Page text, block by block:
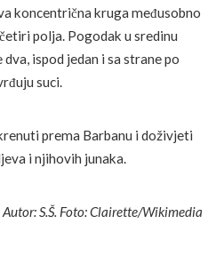
koncentrična kruga međusobno
polja. Pogodak u sredinu
ispod jedan i sa strane po
suci.
prema Barbanu i doživjeti
i njihovih junaka.
Autor: S.Š. Foto: Clairette/Wikimedia